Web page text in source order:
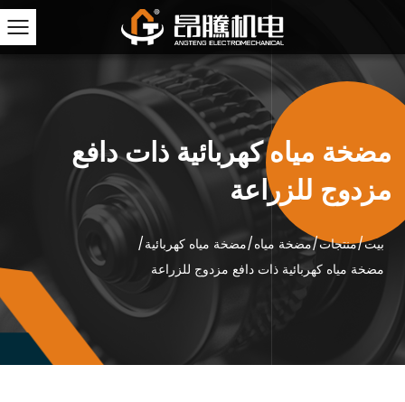
مضخة مياه كهربائية ذات دافع
مزدوج للزراعة
بيت/منتجات/مضخة مياه/مضخة مياه كهربائية/
مضخة مياه كهربائية ذات دافع مزدوج للزراعة